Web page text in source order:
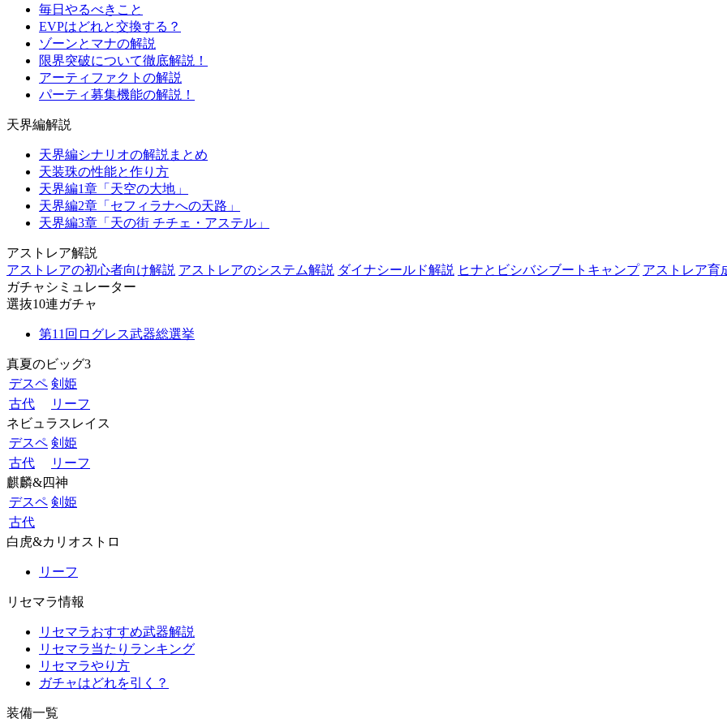
毎日やるべきこと
EVPはどれと交換する？
ゾーンとマナの解説
限界突破について徹底解説！
アーティファクトの解説
パーティ募集機能の解説！
天界編解説
天界編シナリオの解説まとめ
天装珠の性能と作り方
天界編1章「天空の大地」
天界編2章「セフィラナへの天路」
天界編3章「天の街 チチェ・アステル」
アストレア解説
アストレアの初心者向け解説 アストレアのシステム解説 ダイナシールド解説 ヒナとビシバシブートキャンプ アストレア育
ガチャシミュレーター
選抜10連ガチャ
第11回ログレス武器総選挙
真夏のビッグ3
デスペ 剣姫
古代
リーフ
ネビュラスレイス
デスペ 剣姫
古代
リーフ
麒麟&四神
デスペ 剣姫
古代
白虎&カリオストロ
リーフ
リセマラ情報
リセマラおすすめ武器解説
リセマラ当たりランキング
リセマラやり方
ガチャはどれを引く？
装備一覧